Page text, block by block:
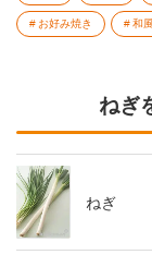
お好み焼き 和
ねぎ
ねぎ